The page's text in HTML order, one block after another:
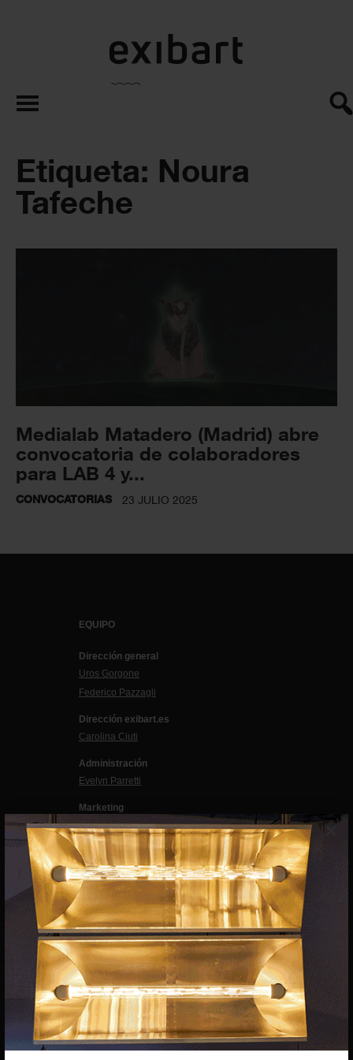
×
exibart.es
Etiqueta: Noura
Tafeche
Medialab Matadero (Madrid) abre
convocatoria de colaboradores
para LAB 4 y...
CONVOCATORIAS 23 JULIO 2025
EQUIPO
Dirección general
Uros Gorgone
Federico Pazzagli
Dirección exibart.es
Carolina Ciuti
Administración
Evelyn Parretti
Marketing
Francesca Grismondi
Programación y diseño web
Giovanni Costante
Marcello Moi
EXIBART SPAIN, S.L.U.
AVINGUDA ROMA, 12